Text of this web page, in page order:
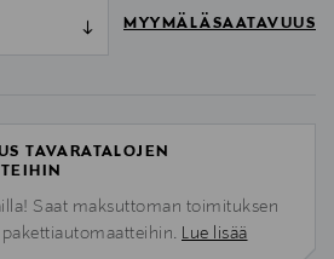
MYYMÄLÄSAATAVUUS
TAVARATALOJEN
Saat maksuttoman toimituksen
Lue lisää